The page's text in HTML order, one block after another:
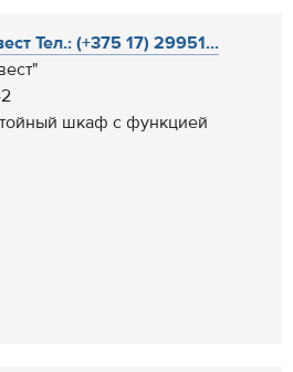
Тел.: (+375 17) 29951...
шкаф с функцией